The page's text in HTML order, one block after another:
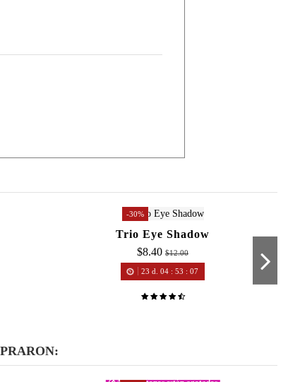
-30%
Trio Eye Shadow
$8.40 $12.00
23 d. 04 :53 :07